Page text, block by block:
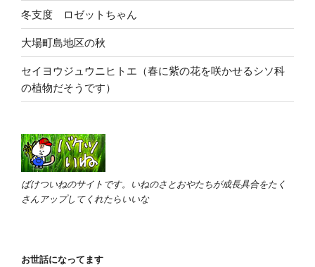
冬支度 ロゼットちゃん
大場町島地区の秋
セイヨウジュウニヒトエ（春に紫の花を咲かせるシソ科
の植物だそうです）
ばけついねのサイトです。いねのさとおやたちが成長具合をたく
さんアップしてくれたらいいな
お世話になってます